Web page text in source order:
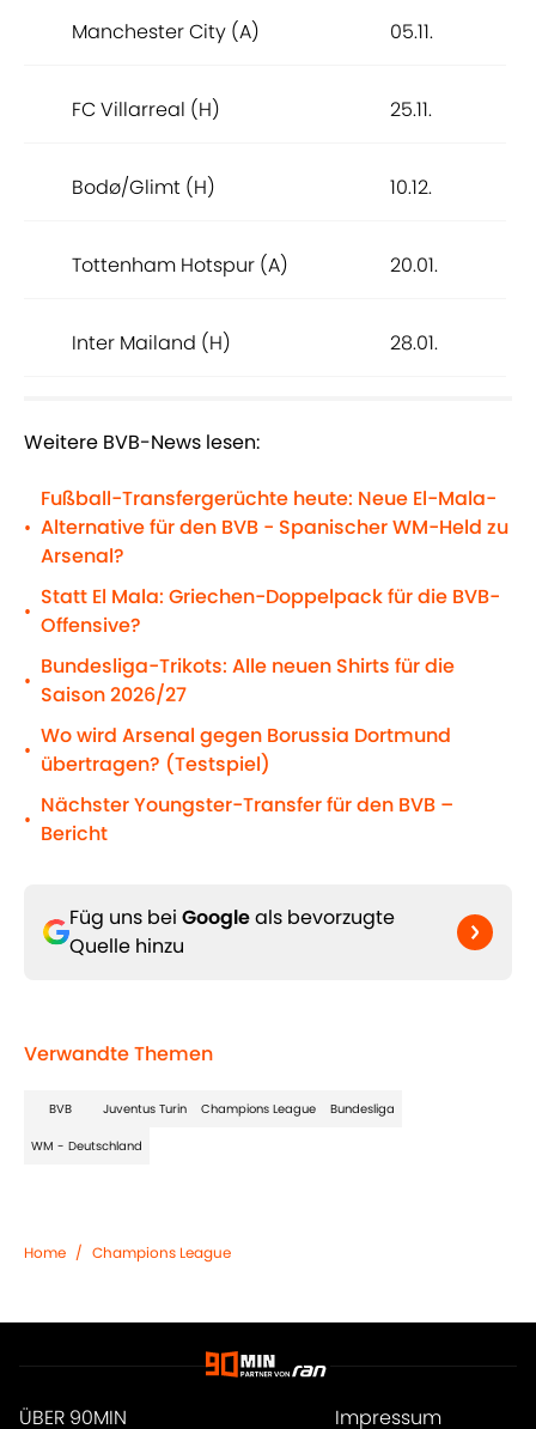
Manchester City (A) 05.11.
FC Villarreal (H) 25.11.
Bodø/Glimt (H) 10.12.
Tottenham Hotspur (A) 20.01.
Inter Mailand (H) 28.01.
Weitere BVB-News lesen:
•
Fußball-Transfergerüchte heute: Neue El-Mala-
Alternative für den BVB - Spanischer WM-Held zu
Arsenal?
•
Statt El Mala: Griechen-Doppelpack für die BVB-
Offensive?
•
Bundesliga-Trikots: Alle neuen Shirts für die
Saison 2026/27
•
Wo wird Arsenal gegen Borussia Dortmund
übertragen? (Testspiel)
•
Nächster Youngster-Transfer für den BVB –
Bericht
Füg uns bei Googleals bevorzugte
Quelle hinzu
Verwandte Themen
BVB Juventus Turin Champions League Bundesliga
WM - Deutschland
Home / Champions League
ÜBER 90MIN Impressum